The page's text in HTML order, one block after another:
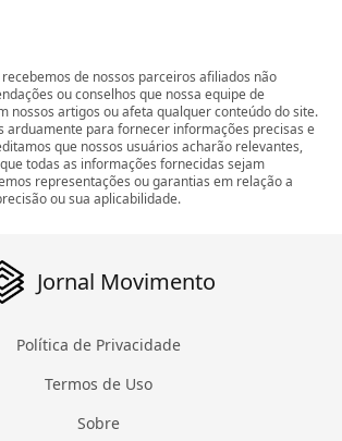
de nossos parceiros afiliados não
ou conselhos que nossa equipe de
nossos artigos ou afeta qualquer conteúdo do site.
arduamente para fornecer informações precisas e
que nossos usuários acharão relevantes,
todas as informações fornecidas sejam
representações ou garantias em relação a
ou sua aplicabilidade.
Jornal Movimento
Política de Privacidade
Termos de Uso
Sobre